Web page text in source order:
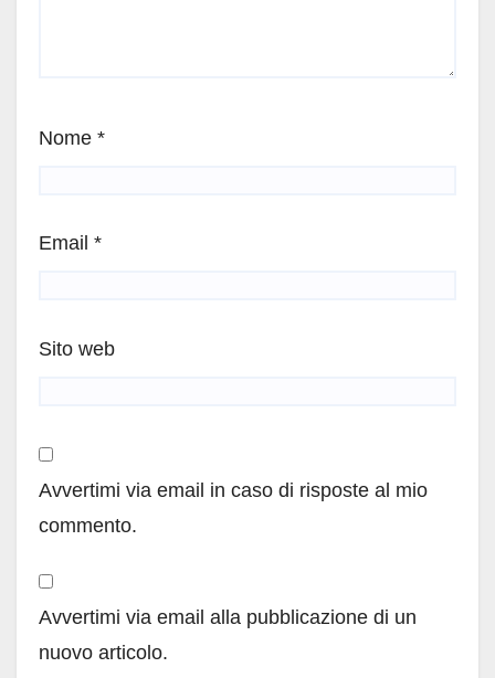
Nome *
Email *
Sito web
Avvertimi via email in caso di risposte al mio
commento.
Avvertimi via email alla pubblicazione di un
nuovo articolo.